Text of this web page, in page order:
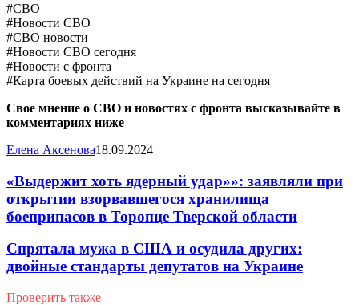
#СВО
#Новости СВО
#СВО новости
#Новости СВО сегодня
#Новости с фронта
#Карта боевых действий на Украине на сегодня
Свое мнение о СВО и новостях с фронта высказывайте в
комментариях ниже
Елена Аксенова18.09.2024
«Выдержит хоть ядерный удар»»: заявляли при
открытии взорвавшегося хранилища
боеприпасов в Торопце Тверской области
Спрятала мужа в США и осудила других:
двойные стандарты депутатов на Украине
Проверить также